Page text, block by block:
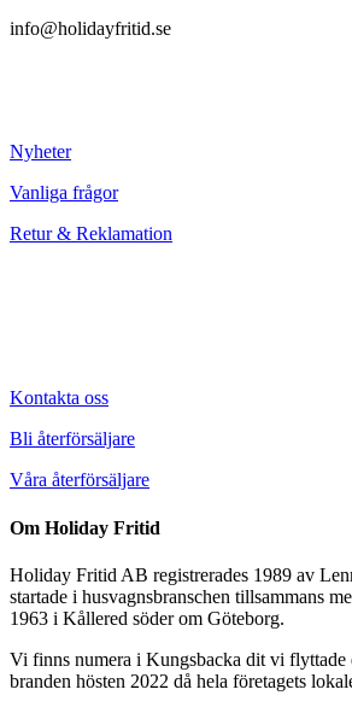
info@holidayfritid.se
Nyheter
Vanliga frågor
Retur & Reklamation
Kontakta oss
Bli återförsäljare
Våra återförsäljare
Om Holiday Fritid
Holiday Fritid AB registrerades 1989 av
startade i husvagnsbranschen tillsammans
1963 i Kållered söder om Göteborg.
Vi finns numera i Kungsbacka dit vi flyttade
branden hösten 2022 då hela företagets